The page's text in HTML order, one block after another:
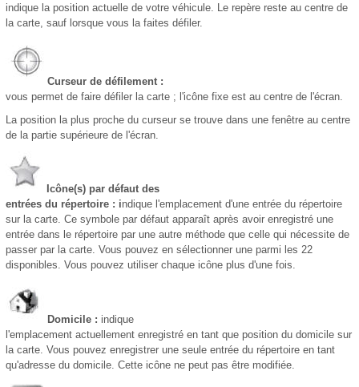
indique la position actuelle de votre véhicule. Le repère reste au centre de
la carte, sauf lorsque vous la faites défiler.
Curseur de défilement :
vous permet de faire défiler la carte ; l'icône fixe est au centre de l'écran.
La position la plus proche du curseur se trouve dans une fenêtre au centre
de la partie supérieure de l'écran.
Icône(s) par défaut des
entrées du répertoire : indique l'emplacement d'une entrée du répertoire
sur la carte. Ce symbole par défaut apparaît après avoir enregistré une
entrée dans le répertoire par une autre méthode que celle qui nécessite de
passer par la carte. Vous pouvez en sélectionner une parmi les 22
disponibles. Vous pouvez utiliser chaque icône plus d'une fois.
Domicile : indique
l'emplacement actuellement enregistré en tant que position du domicile sur
la carte. Vous pouvez enregistrer une seule entrée du répertoire en tant
qu'adresse du domicile. Cette icône ne peut pas être modifiée.